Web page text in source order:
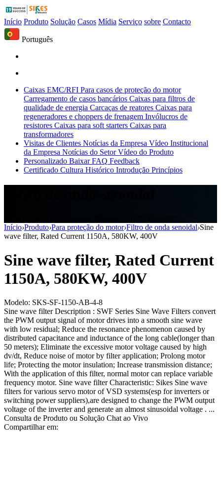
Início Produto Solução Casos Mídia Serviço sobre Contacto
Português
Caixas EMC/RFI Para casos de proteção do motor
Carregamento de casos bancários Caixas para filtros de
qualidade de energia Carcaças de reatores Caixas para
regeneradores e choppers de frenagem Invólucros de
resistores Caixas para soft starters Caixas para
transformadores
Visitas de Clientes Notícias da Empresa Vídeo Institucional
da Empresa Notícias do Setor Vídeo do Produto
Personalizado Baixar FAQ Feedback
Certificado Cultura Histórico Introdução Princípios
Início›Produto›Para proteção do motor›Filtro de onda senoidal›Sine
wave filter, Rated Current 1150A, 580KW, 400V
Sine wave filter, Rated Current
1150A, 580KW, 400V
Modelo: SKS-SF-1150-AB-4-8
Sine wave filter Description : SWF Series Sine Wave Filters convert
the PWM output signal of motor drives into a smooth sine wave
with low residual; Reduce the resonance phenomenon caused by
distributed capacitance and inductance of the long cable(longer than
50 meters); Eliminate the excessive motor voltage caused by high
dv/dt, Reduce noise of motor by filter application; Prolong motor
life; Protecting the motor insulation; Increase transmission distance;
With the application of this filter, normal motor can replace variable
frequency motor. Sine wave filter Characteristic: Sikes Sine wave
filters for various servo motor of VSD systems(esp for inverters or
switching power suppliers),are designed to change the PWM output
voltage of the inverter and generate an almost sinusoidal voltage . ...
Consulta de Produto ou Solução Chat ao Vivo
Compartilhar em: